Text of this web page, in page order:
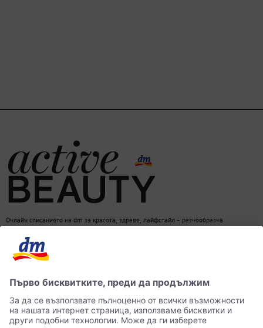
Онлайн списанието на dm за красота, здраве, лайфстайл – разнообразна